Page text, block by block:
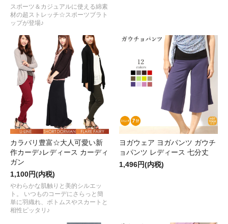
スポーツ＆カジュアルに使える綿素
材の超ストレッチ☆スポーツブラト
ップが登場♪
カラバリ豊富☆大人可愛い新
作カーデ♪レディース カーディ
ガン
1,100円(内税)
やわらかな肌触りと美的シルエッ
ト。 いつものコーデにさらっと簡
単に羽織れ、ボトムスやスカートと
相性ピッタリ♪
ヨガウェア ヨガパンツ ガウチ
ョパンツ レディース 七分丈
1,496円(内税)